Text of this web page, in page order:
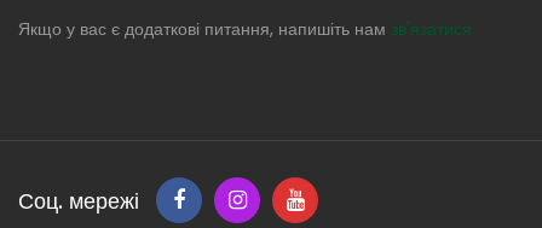
Якщо у вас є додаткові питання, напишіть нам зв'язатися
Соц. мережі